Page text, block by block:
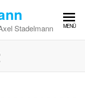
Stadelmann MENÜ